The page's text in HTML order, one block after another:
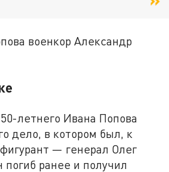
военкор Александр
летнего Ивана Попова
дело, в котором был, к
— генерал Олег
ранее и получил